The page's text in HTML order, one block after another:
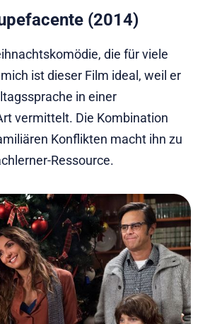
(2014)
die für viele
ist dieser Film ideal, weil er
in einer
vermittelt. Die Kombination
Konflikten macht ihn zu
Ressource.